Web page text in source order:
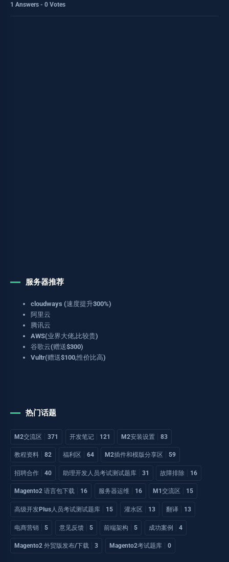
1 Answers - 0 Votes
服务器推荐
cloudways (速度提升300%)
阿里云
腾讯云
AWS(业界大佬,比较贵)
谷歌云(赠送$300)
Vultr(赠送$100,性价比高)
热门话题
M2交流区 371 开发笔记 121 M2安装设置 83
教程资料 82 福利区 64 M2插件和模版分享区 59
招聘合作 40 助理开发人员考试测试题库 31 故障排除 16
Magento2 语言包下载 16 服务器运维 16 M1交流区 15
高级开发Plus人员考试测试题库 15 灌水区 13 翻译 13
电商营销 5 意见反馈 5 前端架构 5 成功案例 4
Magento2 外贸版发布/下载 3 Magento2考试题库 0